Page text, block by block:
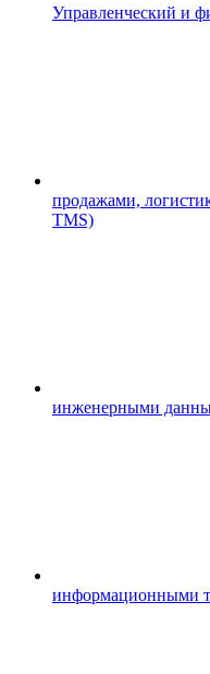
Управленческий и
продажами,
TMS)
инженерными
информационными